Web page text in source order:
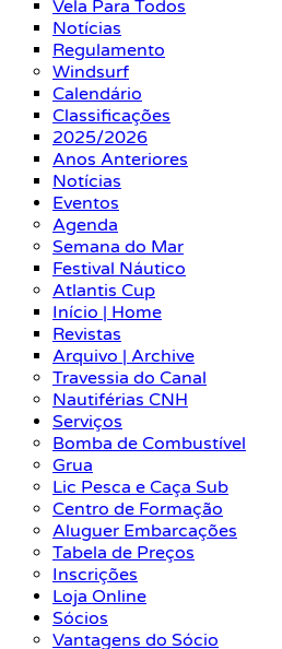
Vela Para Todos
Notícias
Regulamento
Windsurf
Calendário
Classificações
2025/2026
Anos Anteriores
Notícias
Eventos
Agenda
Semana do Mar
Festival Náutico
Atlantis Cup
Início | Home
Revistas
Arquivo | Archive
Travessia do Canal
Nautiférias CNH
Serviços
Bomba de Combustível
Grua
Lic Pesca e Caça Sub
Centro de Formação
Aluguer Embarcações
Tabela de Preços
Inscrições
Loja Online
Sócios
Vantagens do Sócio